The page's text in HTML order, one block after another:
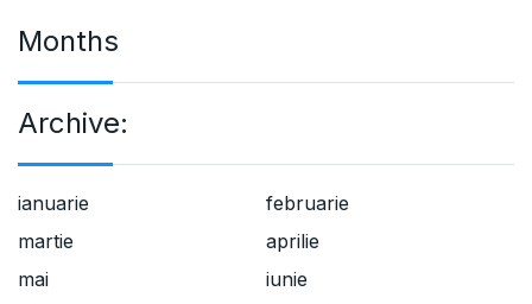
Months
Archive:
ianuarie
februarie
martie
aprilie
mai
iunie